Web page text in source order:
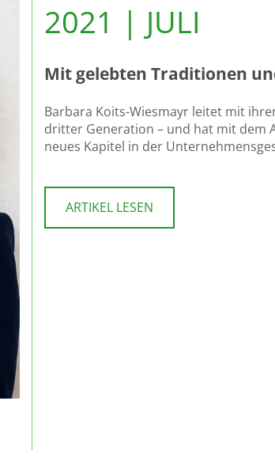
2021 | JULI
Mit gelebten Traditionen
Barbara Koits-Wiesmayr leitet mit
dritter Generation – und hat mit dem
neues Kapitel in der
ARTIKEL LESEN